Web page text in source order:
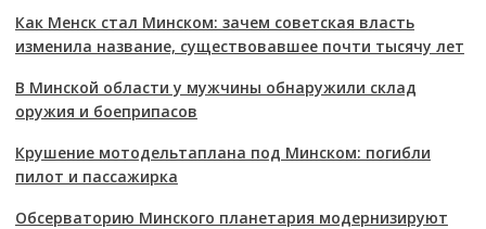
Как Менск стал Минском: зачем советская власть
изменила название, существовавшее почти тысячу лет
В Минской области у мужчины обнаружили склад
оружия и боеприпасов
Крушение мотодельтаплана под Минском: погибли
пилот и пассажирка
Обсерваторию Минского планетария модернизируют